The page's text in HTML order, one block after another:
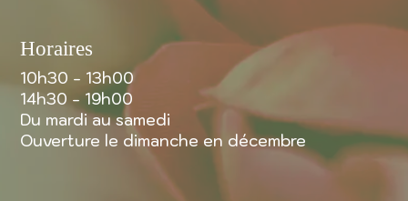
Horaires
10h30 - 13h00
14h30 - 19h00
Du mardi au samedi
Ouverture le dimanche en décembre